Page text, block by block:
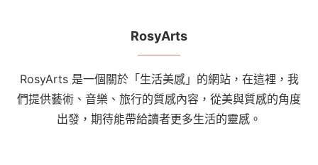
RosyArts
RosyArts 是一個關於「生活美感」的網站，在這裡，我
們提供藝術、音樂、旅行的質感內容，從美與質感的角度
出發，期待能帶給讀者更多生活的靈感。